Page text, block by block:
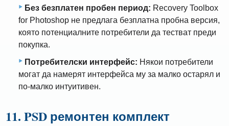
Без безплатен пробен период: Recovery Toolbox
for Photoshop не предлага безплатна пробна версия,
която потенциалните потребители да тестват преди
покупка.
Потребителски интерфейс: Някои потребители
могат да намерят интерфейса му за малко остарял и
по-малко интуитивен.
11. PSD ремонтен комплект